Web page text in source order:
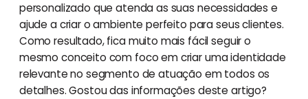
personalizado que atenda as suas necessidades e
ajude a criar o ambiente perfeito para seus clientes.
Como resultado, fica muito mais fácil seguir o
mesmo conceito com foco em criar uma identidade
relevante no segmento de atuação em todos os
detalhes. Gostou das informações deste artigo?